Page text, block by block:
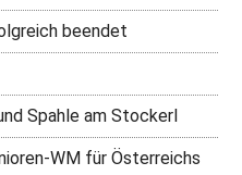
beendet
Spahle am Stockerl
WM für Österreichs